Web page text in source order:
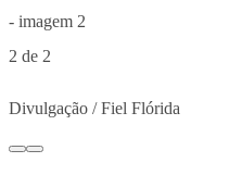
2 de 2
Divulgação / Fiel Flórida